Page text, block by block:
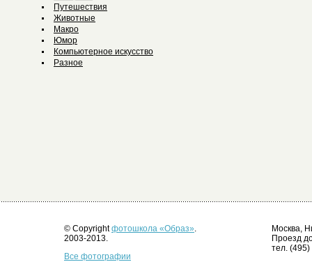
Путешествия
Животные
Макро
Юмор
Компьютерное искусство
Разное
© Copyrightфотошкола «Образ».
2003-2013.
Все фотографии
Москва,
Проезд
тел.